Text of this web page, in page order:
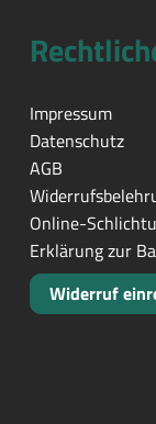
Impressum
Datenschutz
AGB
Online-
Erklärung zur
Widerruf